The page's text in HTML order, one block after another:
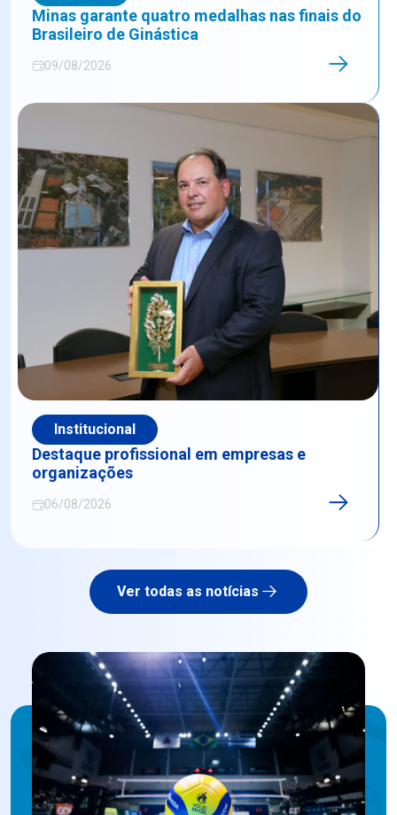
Minas garante quatro medalhas nas finais do
Brasileiro de Ginástica
09/08/2026
Institucional
Destaque profissional em empresas e
organizações
06/08/2026
Ver todas as notícias